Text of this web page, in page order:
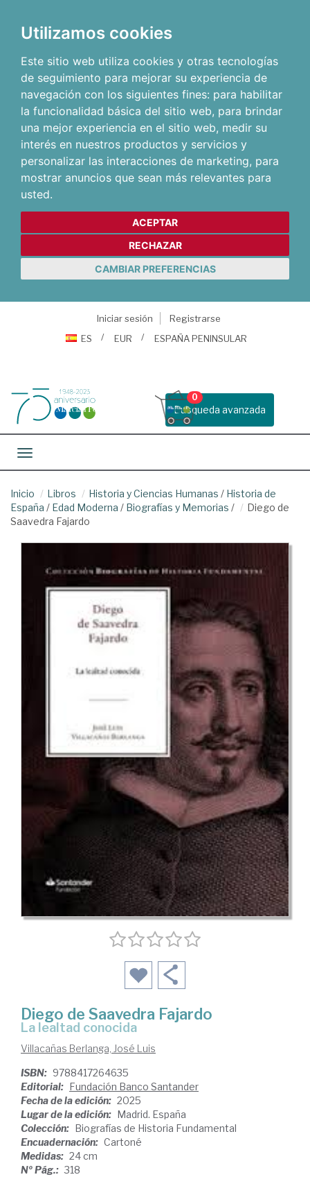
Utilizamos cookies
Este sitio web utiliza cookies y otras tecnologías
de seguimiento para mejorar su experiencia de
navegación con los siguientes fines: para habilitar
la funcionalidad básica del sitio web, para brindar
una mejor experiencia en el sitio web, medir su
interés en nuestros productos y servicios y
personalizar las interacciones de marketing, para
mostrar anuncios que sean más relevantes para
usted.
ACEPTAR
RECHAZAR
CAMBIAR PREFERENCIAS
Iniciar sesión
Registrarse
ES
EUR ESPAÑA PENINSULAR
Busqueda avanzada
0
Toggle navigation
Inicio Libros Historia y Ciencias Humanas / Historia de
España / Edad Moderna / Biografías y Memorias /
Diego de
Saavedra Fajardo
Diego de Saavedra Fajardo
La lealtad conocida
Villacañas Berlanga, José Luis
ISBN: 9788417264635
Editorial: Fundación Banco Santander
Fecha de la edición: 2025
Lugar de la edición: Madrid. España
Colección: Biografías de Historia Fundamental
Encuadernación: Cartoné
Medidas: 24 cm
Nº Pág.: 318